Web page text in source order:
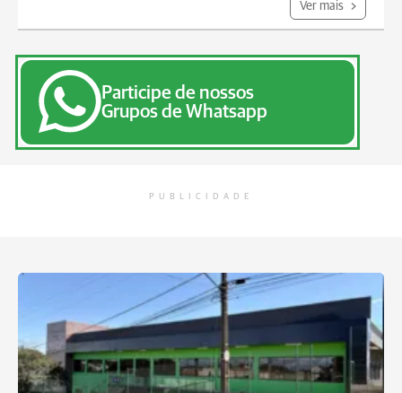
Ver mais
Participe de nossos
Grupos de Whatsapp
PUBLICIDADE